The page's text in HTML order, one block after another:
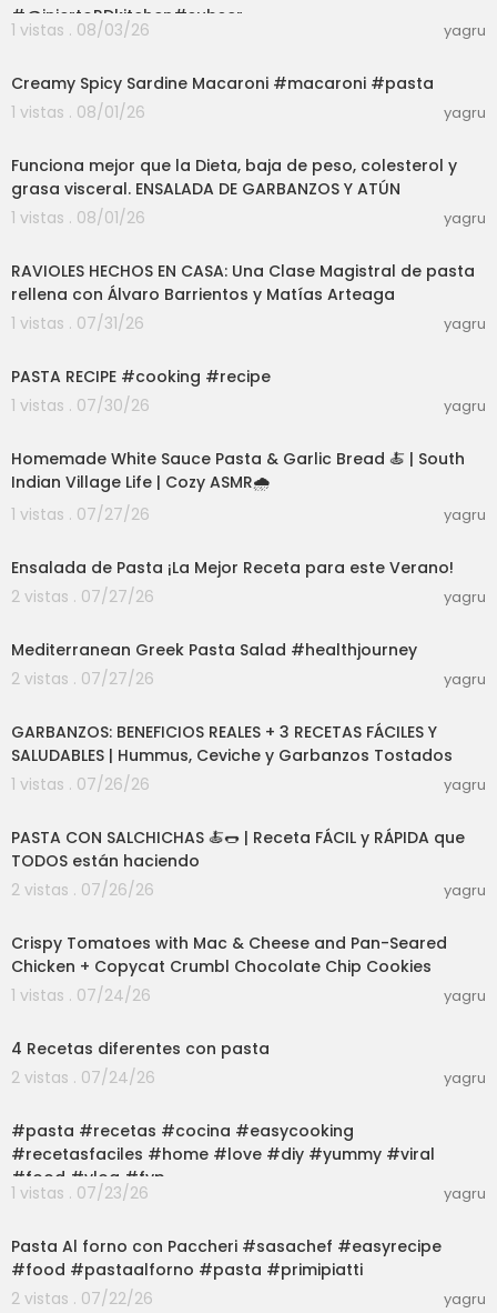
#@injertoRDkitchen#subscr
1 vistas . 08/03/26 yagru
Creamy Spicy Sardine Macaroni #macaroni #pasta
1 vistas . 08/01/26
yagru
Funciona mejor que la Dieta, baja de peso, colesterol y
grasa visceral. ENSALADA DE GARBANZOS Y ATÚN
1 vistas . 08/01/26
yagru
RAVIOLES HECHOS EN CASA: Una Clase Magistral de pasta
rellena con Álvaro Barrientos y Matías Arteaga
1 vistas . 07/31/26
yagru
PASTA RECIPE #cooking #recipe
1 vistas . 07/30/26
yagru
Homemade White Sauce Pasta & Garlic Bread 🍝 | South
Indian Village Life | Cozy ASMR🌧️
1 vistas . 07/27/26
yagru
Ensalada de Pasta ¡La Mejor Receta para este Verano!
2 vistas . 07/27/26
yagru
Mediterranean Greek Pasta Salad #healthjourney
2 vistas . 07/27/26
yagru
GARBANZOS: BENEFICIOS REALES + 3 RECETAS FÁCILES Y
SALUDABLES | Hummus, Ceviche y Garbanzos Tostados
1 vistas . 07/26/26
yagru
PASTA CON SALCHICHAS 🍝🌭 | Receta FÁCIL y RÁPIDA que
TODOS están haciendo
2 vistas . 07/26/26
yagru
Crispy Tomatoes with Mac & Cheese and Pan-Seared
Chicken + Copycat Crumbl Chocolate Chip Cookies
1 vistas . 07/24/26
yagru
4 Recetas diferentes con pasta
2 vistas . 07/24/26
yagru
#pasta #recetas #cocina #easycooking
#recetasfaciles #home #love #diy #yummy #viral
#food #vlog #fyp
1 vistas . 07/23/26 yagru
Pasta Al forno con Paccheri #sasachef #easyrecipe
#food #pastaalforno #pasta #primipiatti
2 vistas . 07/22/26
yagru